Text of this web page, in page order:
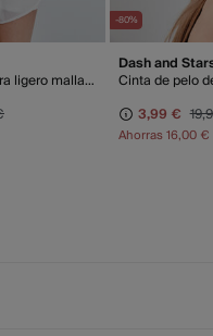
Short técnico ultra ligero malla blanco
-80%
Dash and
Cinta de pelo
3,99 €
Ahorras16,00 €